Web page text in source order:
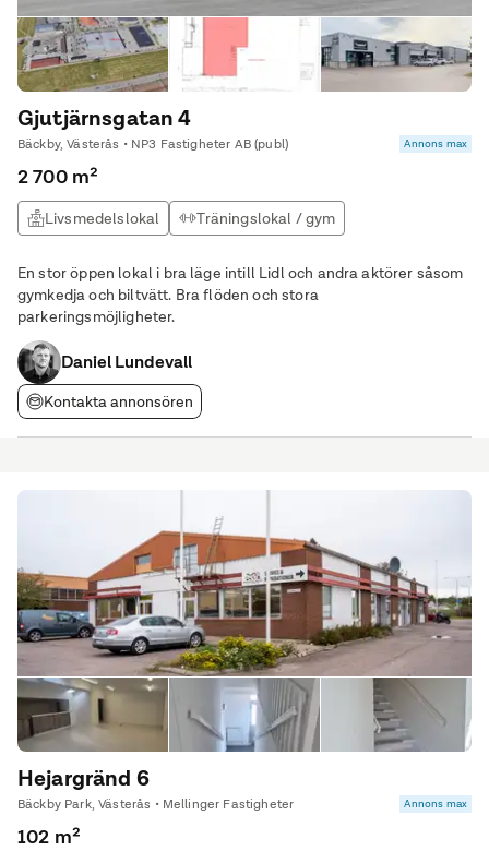
Gjutjärnsgatan 4
Bäckby, Västerås • NP3 Fastigheter AB (publ) Annons max
2 700 m²
Livsmedelslokal
Träningslokal / gym
En stor öppen lokal i bra läge intill Lidl och andra aktörer såsom
gymkedja och biltvätt. Bra flöden och stora
parkeringsmöjligheter.
Daniel Lundevall
Kontakta annonsören
Hejargränd 6
Bäckby Park, Västerås • Mellinger Fastigheter Annons max
102 m²